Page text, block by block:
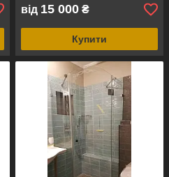
від 15 000 ₴
Купити